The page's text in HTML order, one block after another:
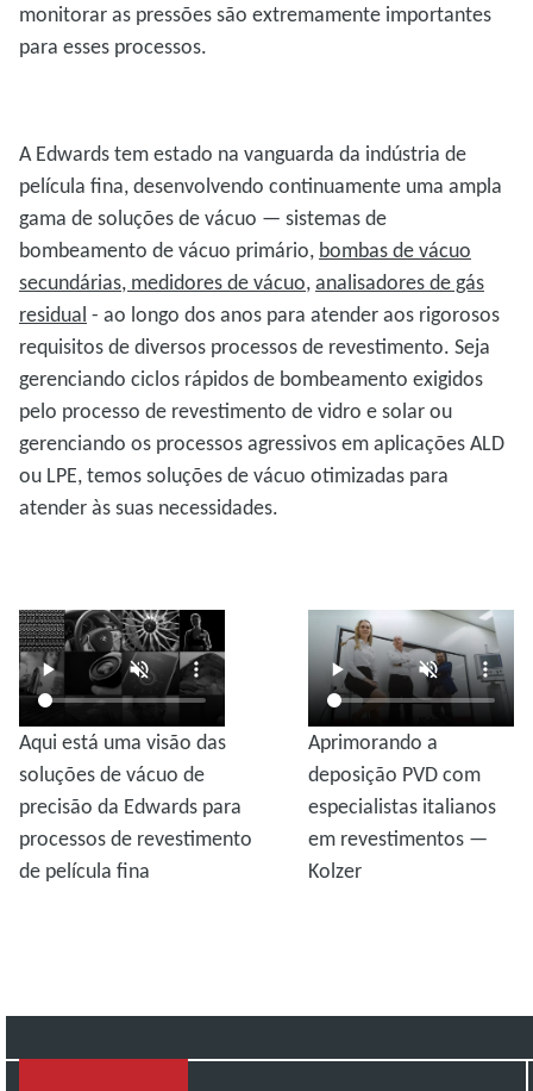
monitorar as pressões são extremamente importantes
para esses processos.
A Edwards tem estado na vanguarda da indústria de
película fina, desenvolvendo continuamente uma ampla
gama de soluções de vácuo — sistemas de
bombeamento de vácuo primário, bombas de vácuo
secundárias, medidores de vácuo,analisadores de gás
residual - ao longo dos anos para atender aos rigorosos
requisitos de diversos processos de revestimento. Seja
gerenciando ciclos rápidos de bombeamento exigidos
pelo processo de revestimento de vidro e solar ou
gerenciando os processos agressivos em aplicações ALD
ou LPE, temos soluções de vácuo otimizadas para
atender às suas necessidades.
Aqui está uma visão das
soluções de vácuo de
precisão da Edwards para
processos de revestimento
de película fina
Aprimorando a
deposição PVD com
especialistas italianos
em revestimentos —
Kolzer